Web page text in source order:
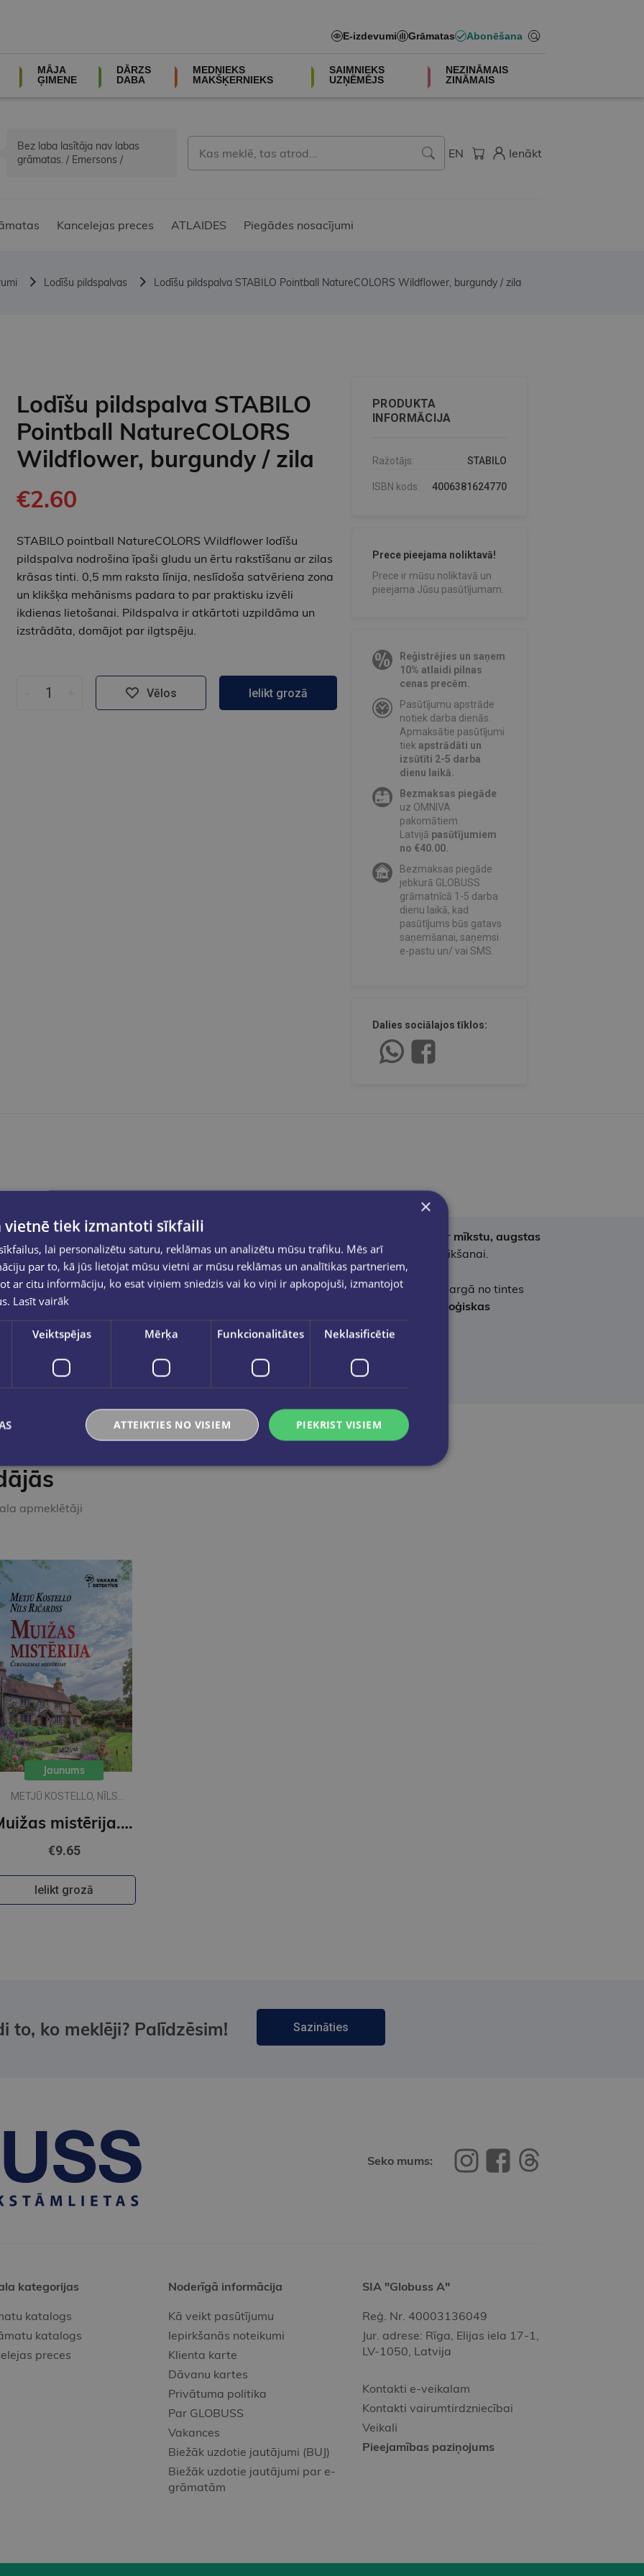
E-izdevumi Grāmatas Abonēšana
MĀJA
ĢIMENE
DĀRZS
DABA
MEDNIEKS
MAKŠĶERNIEKS
SAIMNIEKS
UZŅĒMĒJS
NEZINĀMAIS
ZINĀMAIS
Bez laba lasītāja nav labas
grāmatas. / Emersons /
EN Ienākt
Kancelejas preces ATLAIDES Piegādes nosacījumi
Lodīšu pildspalvas Lodīšu pildspalva STABILO Pointball NatureCOLORS Wildflower, burgundy / zila
Lodīšu pildspalva STABILO
Pointball NatureCOLORS
Wildflower, burgundy / zila
€2.60
STABILO pointball NatureCOLORS Wildflower lodīšu
pildspalva nodrošina īpaši gludu un ērtu rakstīšanu ar zilas
krāsas tinti. 0,5 mm raksta līnija, neslīdoša satvēriena zona
un klikšķa mehānisms padara to par praktisku izvēli
ikdienas lietošanai. Pildspalva ir atkārtoti uzpildāma un
izstrādāta, domājot par ilgtspēju.
Vēlos Ielikt grozā
PRODUKTA
INFORMĀCIJA
Ražotājs: STABILO
ISBN kods: 4006381624770
Prece pieejama noliktavā!
Prece ir mūsu noliktavā un
pieejama Jūsu pasūtījumam.
Reģistrējies un saņem
10% atlaidi pilnas
cenas precēm.
Pasūtījumu apstrāde
notiek darba dienās.
Apmaksātie pasūtījumi
tiekapstrādāti un
izsūtīti 2-5 darba
dienu laikā.
Bezmaksas piegāde
uz OMNIVA
pakomātiem
Latvijā pasūtījumiem
no €40.00.
Bezmaksas piegāde
jebkurā GLOBUSS
grāmatnīcā 1-5 darba
dienu laikā, kad
pasūtījums būs gatavs
saņemšanai, saņemsi
e-pastu un/ vai SMS.
Dalies sociālajos tīklos:
lodīšu pildspalva ir piemērota intensīvai ikdienas rakstīšanai. Tā ir aprīkota ar mīkstu, augstas
rakstīšanu ar0,5 mm līnijas platumu, ideāli piemērotu ātrai pierakstu veikšanai.
korpuss nodrošina komfortu arī ilgstošas lietošanas laikā.Klikšķa mehānisms
pasargā no tintes
Pildspalva ir
87 % bioloģiskas
pieeja), padarot to par ilgtspējīgu izvēli.
apmeklētāji
Jaunums
METJŪ KOSTELLO, NĪLS
Muižas mistērija. Vakara detektīvs
€9.65
Ielikt grozā
to, ko meklēji? Palīdzēsim! Sazināties
Seko mums:
kategorijas
katalogs
katalogs
preces
Noderīgā informācija
Kā veikt pasūtījumu
Iepirkšanās noteikumi
Klienta karte
Dāvanu kartes
Privātuma politika
Par GLOBUSS
Vakances
Biežāk uzdotie jautājumi (BUJ)
Biežāk uzdotie jautājumi par e-
grāmatām
SIA "Globuss A"
Reģ. Nr. 40003136049
Jur. adrese: Rīga, Elijas iela 17-1,
LV-1050, Latvija
Kontakti e-veikalam
Kontakti vairumtirdzniecībai
Veikali
Pieejamības paziņojums
×
vietnē tiek izmantoti sīkfaili
lai personalizētu saturu, reklāmas un analizētu mūsu trafiku. Mēs arī
par to, kā jūs lietojat mūsu vietni ar mūsu reklāmas un analītikas partneriem,
ar citu informāciju, ko esat viņiem sniedzis vai ko viņi ir apkopojuši, izmantojot
Lasīt vairāk
Veiktspējas Mērķa Funkcionalitātes Neklasificētie
PIEKRIST VISIEM
ATTEIKTIES NO VISIEM